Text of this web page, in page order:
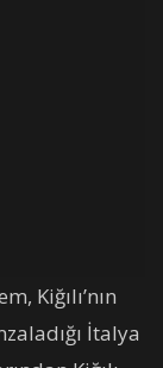
Kiğılı’nın
İtalya